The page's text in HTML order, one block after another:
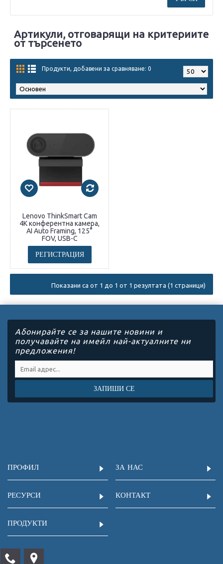
Артикули, отговарящи на критериите
от търсенето
Продукти, добавени за сравняване: 0
Lenovo ThinkSmart Cam
4K конферентна камера,
AI Auto Framing, 125°
FOV, USB-C
РЕГИСТРАЦИЯ
Показани са от 1 до 1 от 1 резултата (1 страници)
Абонирайте се за нашите новини и
получавайте на имейл най-актуалните ни
предложения!
ЗАПИШИ СЕ
ПРОФИЛ ЗА НАС
РЕСУРСИ КОНТАКТ
ПРОДУКТИ